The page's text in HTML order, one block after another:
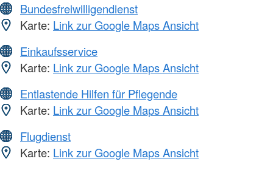
Bundesfreiwilligendienst
Karte: Link zur Google Maps Ansicht
Einkaufsservice
Karte: Link zur Google Maps Ansicht
Entlastende Hilfen für Pflegende
Karte: Link zur Google Maps Ansicht
Flugdienst
Karte: Link zur Google Maps Ansicht